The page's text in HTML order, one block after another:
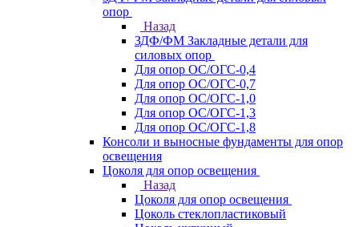
опор
Назад
ЗДФ/ФМ Закладные детали для
силовых опор
Для опор ОС/ОГС-0,4
Для опор ОС/ОГС-0,7
Для опор ОС/ОГС-1,0
Для опор ОС/ОГС-1,3
Для опор ОС/ОГС-1,8
Консоли и выносные фундаменты для опор
освещения
Цоколя для опор освещения
Назад
Цоколя для опор освещения
Цоколь стеклопластиковый